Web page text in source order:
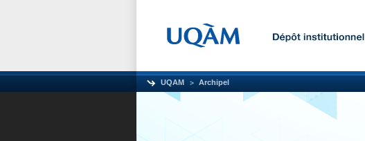
UQAM Archipel